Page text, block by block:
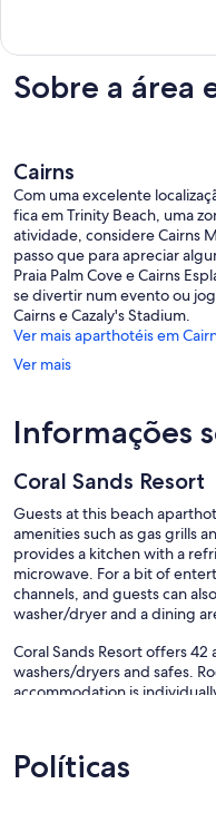
8
comentários
Sobre a área
Cairns
Com uma excelente
fica em Trinity Beach, uma
atividade, considere Cairns
passo que para apreciar
Praia Palm Cove e Cairns
se divertir num evento ou
Cairns e Cazaly's Stadium.
Ver mais aparthotéis em
Ver mais
Informações
Coral Sands Resort
Guests at this beach
amenities such as gas grills
provides a kitchen with a
microwave. For a bit of
channels, and guests can
washer/dryer and a dining
Coral Sands Resort offers
washers/dryers and safes.
accommodation is
dining areas. Bathrooms
complimentary toiletries, and
Políticas